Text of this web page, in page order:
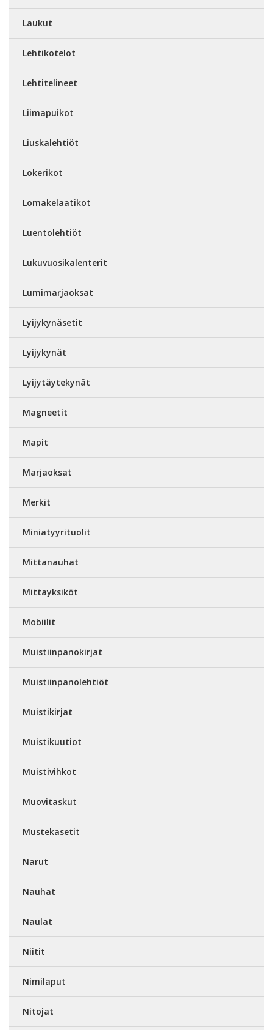
Laukut
Lehtikotelot
Lehtitelineet
Liimapuikot
Liuskalehtiöt
Lokerikot
Lomakelaatikot
Luentolehtiöt
Lukuvuosikalenterit
Lumimarjaoksat
Lyijykynäsetit
Lyijykynät
Lyijytäytekynät
Magneetit
Mapit
Marjaoksat
Merkit
Miniatyyrituolit
Mittanauhat
Mittayksiköt
Mobiilit
Muistiinpanokirjat
Muistiinpanolehtiöt
Muistikirjat
Muistikuutiot
Muistivihkot
Muovitaskut
Mustekasetit
Narut
Nauhat
Naulat
Niitit
Nimilaput
Nitojat